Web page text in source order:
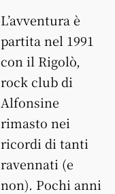
L’avventura è
partita nel 1991
con il Rigolò,
rock club di
Alfonsine
rimasto nei
ricordi di tanti
ravennati (e
non). Pochi anni